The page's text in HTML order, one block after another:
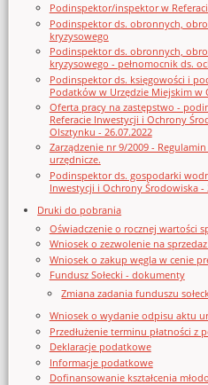
Podinspektor/inspektor w
Podinspektor ds. obronnych,
kryzysowego
Podinspektor ds. obronnych,
kryzysowego - pełnomocnik ds.
Podinspektor ds. księgowości i
Podatków w Urzędzie Miejskim w
Oferta pracy na zastępstwo -
Referacie Inwestycji i Ochrony
Olsztynku - 26.07.2022
Zarządzenie nr 9/2009 -
urzędnicze.
Podinspektor ds. gospodarki
Inwestycji i Ochrony Środowiska -
Druki do pobrania
Oświadczenie o rocznej wartości
Wniosek o zezwolenie na
Wniosek o zakup węgla w cenie
Fundusz Sołecki - dokumenty
Zmiana zadania funduszu
Wniosek o wydanie odpisu aktu
Przedłużenie terminu płatności z
Deklaracje podatkowe
Informacje podatkowe
Dofinansowanie kształcenia